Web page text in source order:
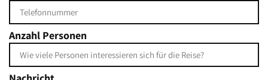
Anzahl Personen